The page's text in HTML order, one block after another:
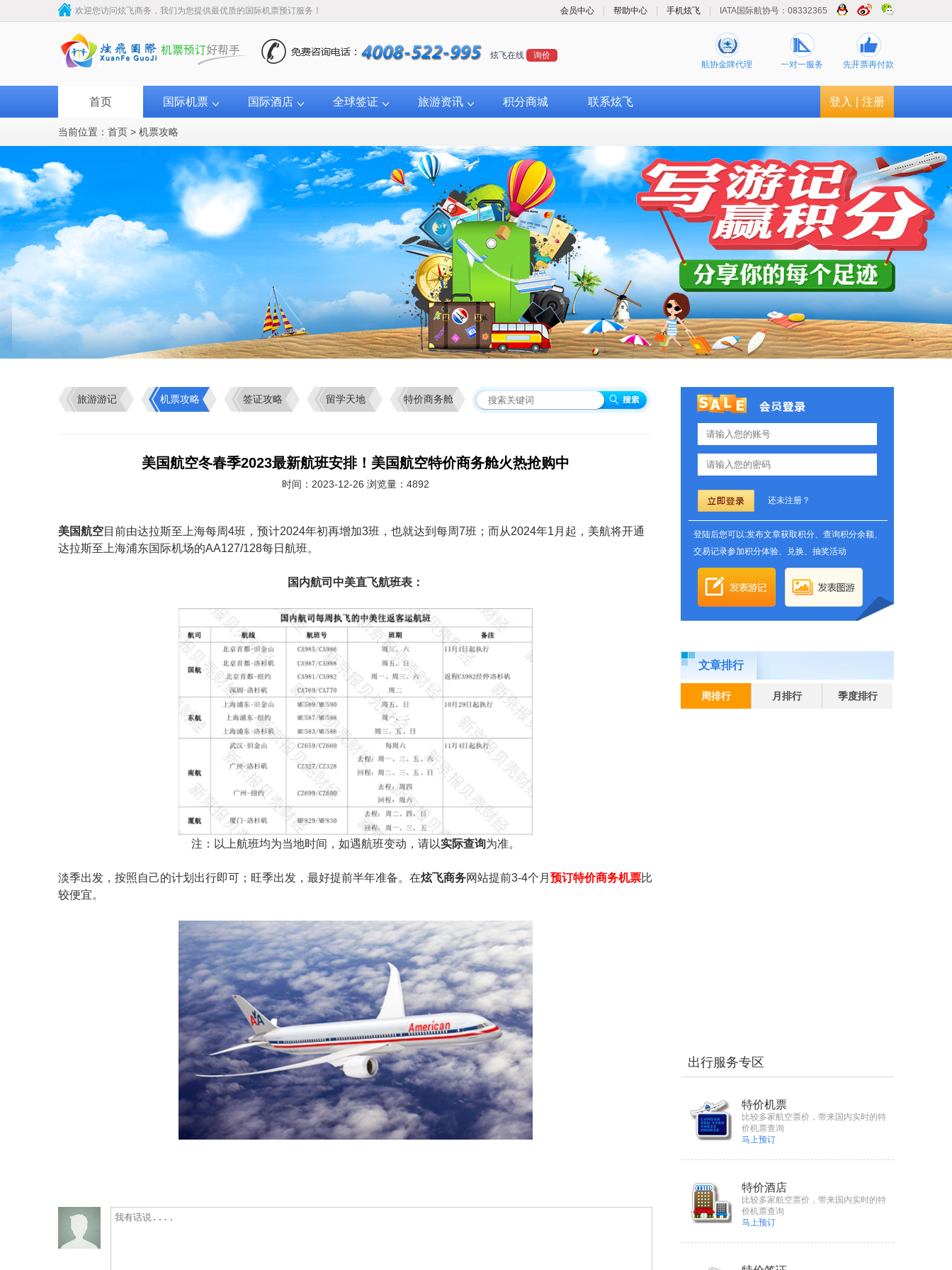
欢迎您访问炫飞商务，我们为您提供最优质的国际机票预订服务！ 会员中心 帮助中心 手机炫飞 IATA国际航协号：08332365
航协金牌代理 一对一服务 先开票再付款
炫飞在线 询价
首页 国际机票 国际酒店 全球签证 旅游资讯 积分商城 联系炫飞 登入 注册
当前位置： 首页 > 机票攻略
旅游游记 机票攻略 签证攻略 留学天地 特价商务舱
美国航空冬春季2023最新航班安排！美国航空特价商务舱火热抢购中
时间：2023-12-26 浏览量：4892
美国航空目前由达拉斯至上海每周4班，预计2024年初再增加3班，也就达到每周7班；而从2024年1月起，美航将开通
达拉斯至上海浦东国际机场的AA127/128每日航班。
国内航司中美直飞航班表：
注：以上航班均为当地时间，如遇航班变动，请以实际查询为准。
淡季出发，按照自己的计划出行即可；旺季出发，最好提前半年准备。在炫飞商务网站提前3-4个月 预订特价商务机票比
较便宜。
还未注册？
登陆后您可以:发布文章获取积分、查询积分余额、
交易记录参加积分体验、兑换、抽奖活动
文章排行
周排行 月排行 季度排行
出行服务专区
特价机票
比较多家航空票价，带来国内实时的特
价机票查询
马上预订
特价酒店
比较多家航空票价，带来国内实时的特
价机票查询
马上预订